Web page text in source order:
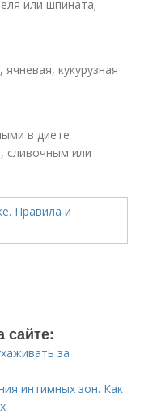
или шпината;
кукурузная
в диете
сливочным или
сайте:
за
интимных зон. Как